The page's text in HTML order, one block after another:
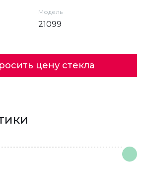
Модель
21099
цену стекла